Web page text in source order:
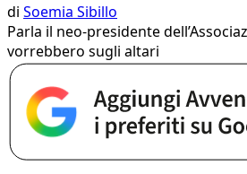
di Soemia Sibillo
Parla il neo-presidente
vorrebbero sugli altari